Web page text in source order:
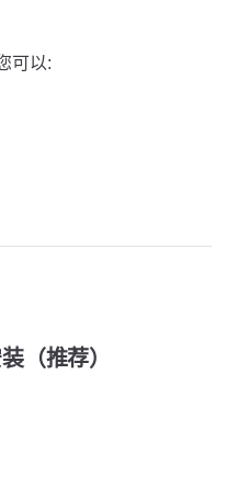
可以:
（推荐）